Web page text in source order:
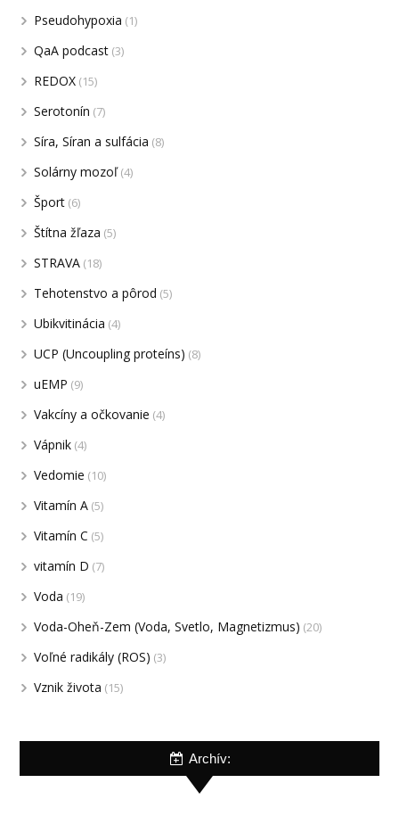
Pseudohypoxia (1)
QaA podcast (3)
REDOX (15)
Serotonín (7)
Síra, Síran a sulfácia (8)
Solárny mozoľ(4)
Šport (6)
Štítna žľaza (5)
STRAVA (18)
Tehotenstvo a pôrod (5)
Ubikvitinácia (4)
UCP (Uncoupling proteíns) (8)
uEMP (9)
Vakcíny a očkovanie (4)
Vápnik (4)
Vedomie (10)
Vitamín A (5)
Vitamín C (5)
vitamín D (7)
Voda (19)
Voda-Oheň-Zem (Voda, Svetlo, Magnetizmus) (20)
Voľné radikály (ROS) (3)
Vznik života (15)
Archív: